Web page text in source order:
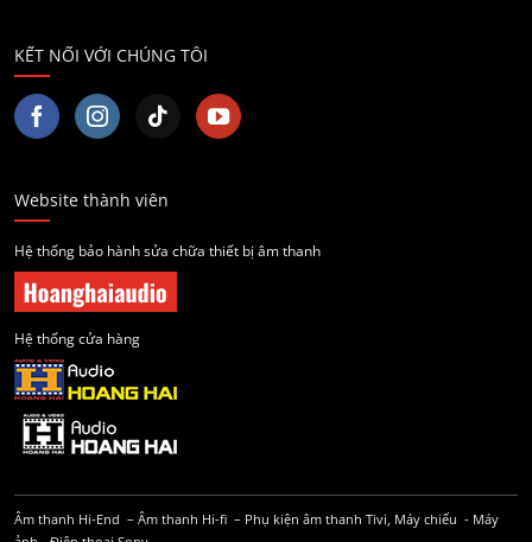
KẾT NỐI VỚI CHÚNG TÔI
Website thành viên
Hệ thống bảo hành sửa chữa thiết bị âm thanh
Hệ thống cửa hàng
Âm thanh Hi-End – Âm thanh Hi-fi – Phụ kiện âm thanh Tivi, Máy chiếu - Máy